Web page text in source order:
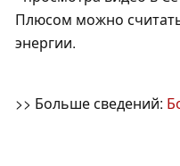
Плюсом можно
энергии.
>> Больше сведений: